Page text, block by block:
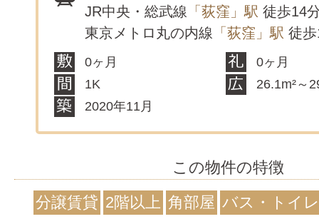
JR中央・総武線 「荻窪」駅 徒歩14
東京メトロ丸の内線 「荻窪」駅 徒
0ヶ月
0ヶ月
1K
26.1m²～
2020年11月
この物件の特徴
分譲賃貸 2階以上 角部屋 バス・トイ